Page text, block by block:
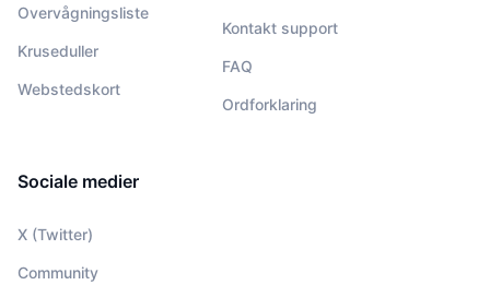
Overvågningsliste
Kruseduller
Webstedskort
Kontakt support
FAQ
Ordforklaring
Sociale medier
X (Twitter)
Community